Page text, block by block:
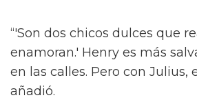
“'Son dos chicos dulces que
enamoran.' Henry es más
en las calles. Pero con Julius,
añadió.